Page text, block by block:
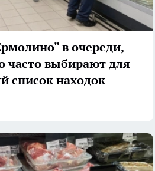
в очереди,
часто выбирают для
список находок